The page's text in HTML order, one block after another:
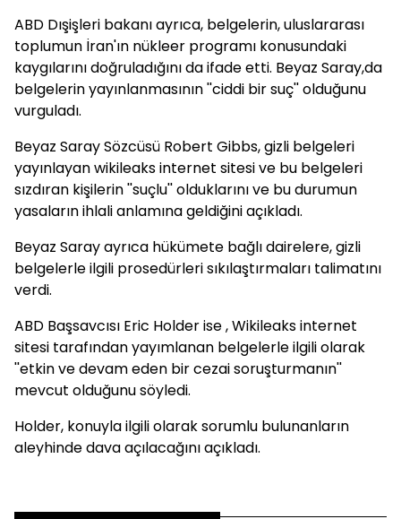
ABD Dışişleri bakanı ayrıca, belgelerin, uluslararası
toplumun İran'ın nükleer programı konusundaki
kaygılarını doğruladığını da ifade etti. Beyaz Saray,da
belgelerin yayınlanmasının ''ciddi bir suç'' olduğunu
vurguladı.
Beyaz Saray Sözcüsü Robert Gibbs, gizli belgeleri
yayınlayan wikileaks internet sitesi ve bu belgeleri
sızdıran kişilerin ''suçlu'' olduklarını ve bu durumun
yasaların ihlali anlamına geldiğini açıkladı.
Beyaz Saray ayrıca hükümete bağlı dairelere, gizli
belgelerle ilgili prosedürleri sıkılaştırmaları talimatını
verdi.
ABD Başsavcısı Eric Holder ise , Wikileaks internet
sitesi tarafından yayımlanan belgelerle ilgili olarak
''etkin ve devam eden bir cezai soruşturmanın''
mevcut olduğunu söyledi.
Holder, konuyla ilgili olarak sorumlu bulunanların
aleyhinde dava açılacağını açıkladı.